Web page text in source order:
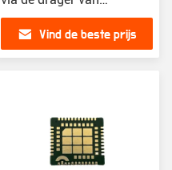
Deutsche Telekom
SIM7020EVind de beste prijs